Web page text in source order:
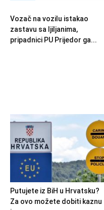
Vozač na vozilu istakao
zastavu sa ljiljanima,
pripadnici PU Prijedor ga...
Putujete iz BiH u Hrvatsku?
Za ovo možete dobiti kaznu